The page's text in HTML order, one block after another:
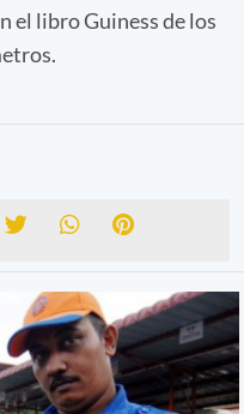
el libro Guiness de los